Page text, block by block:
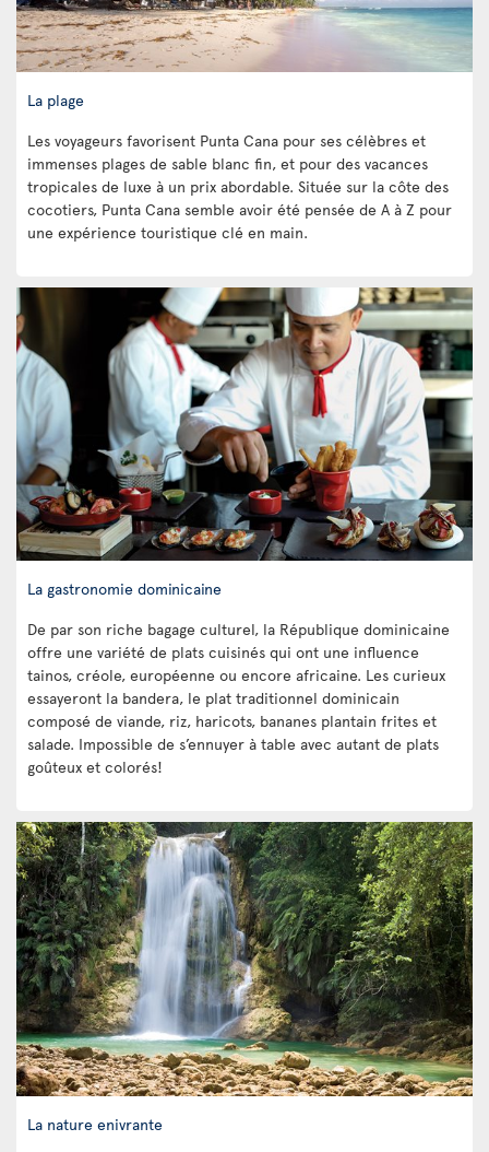
La plage
Les voyageurs favorisent Punta Cana pour ses célèbres et
immenses plages de sable blanc fin, et pour des vacances
tropicales de luxe à un prix abordable. Située sur la côte des
cocotiers, Punta Cana semble avoir été pensée de A à Z pour
une expérience touristique clé en main.
La gastronomie dominicaine
De par son riche bagage culturel, la République dominicaine
offre une variété de plats cuisinés qui ont une influence
tainos, créole, européenne ou encore africaine. Les curieux
essayeront la bandera, le plat traditionnel dominicain
composé de viande, riz, haricots, bananes plantain frites et
salade. Impossible de s’ennuyer à table avec autant de plats
goûteux et colorés!
La nature enivrante